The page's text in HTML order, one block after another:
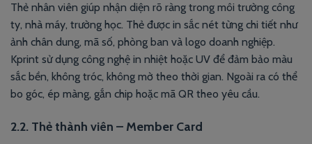
Thẻ nhân viên giúp nhận diện rõ ràng trong môi trường công
ty, nhà máy, trường học. Thẻ được in sắc nét từng chi tiết như
ảnh chân dung, mã số, phòng ban và logo doanh nghiệp.
Kprint sử dụng công nghệ in nhiệt hoặc UV để đảm bảo màu
sắc bền, không tróc, không mờ theo thời gian. Ngoài ra có thể
bo góc, ép màng, gắn chip hoặc mã QR theo yêu cầu.
2.2. Thẻ thành viên – Member Card